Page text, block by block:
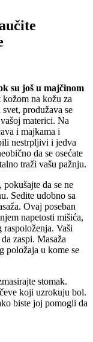
su još u majčinom
na kožu za
produžava se
materici. Na
i majkama i
nestrpljivi i jedva
da se osećate
traži vašu pažnju.
da se ne
Sedite udobno sa
Ovaj poseban
napetosti mišića,
raspoloženja. Vaši
zaspi. Masaža
položaja u kome se
stomak.
koji uzrokuju bol.
biste joj pomogli da